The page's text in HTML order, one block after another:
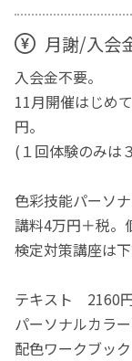
月謝/入会
入会金不要。
11月開催はじめ
円。
(１回体験のみは
色彩技能パーソ
講料4万円＋税。
検定対策講座は
テキスト 2160円
パーソナルカラ
配色ワークブッ